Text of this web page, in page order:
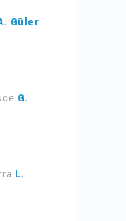
Güler
G.
L.